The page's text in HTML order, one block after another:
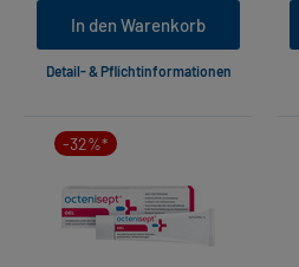
In den Warenkorb
Detail- & Pflichtinformationen
-32%*